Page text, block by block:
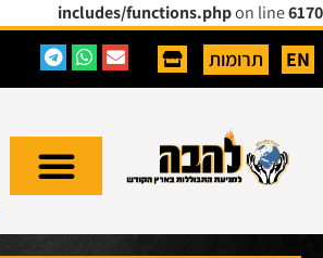
includes/functions.phpon line6170
EN תרומות